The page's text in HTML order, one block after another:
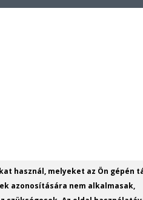
használ, melyeket az Ön gépén
azonosítására nem alkalmasak,